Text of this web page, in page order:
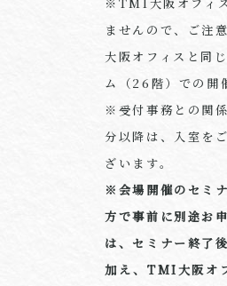
ませんので、ご注
大阪オフィスと同
ム（26階）での開
※受付事務との関
分以降は、入室を
ざいます。
※会場開催のセミ
方で事前に別途お
は、セミナー終了
加え、TMI大阪オ